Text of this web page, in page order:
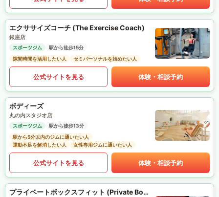
エクササイズコーチ (The Exercise Coach)
銀座店
スポーツジム
駅から徒歩15分
隙間時間を活用したい人
セミパーソナルを始めたい人
公式サイトを見る 体験・相談予約
ボディーズ
丸の内スタジオ店
スポーツジム
駅から徒歩13分
駅から5分以内のジムに通いたい人
運動不足を解消したい人
女性専用ジムに通いたい人
公式サイトを見る 体験・相談予約
プライベートボックスフィット (Private Box Fit)